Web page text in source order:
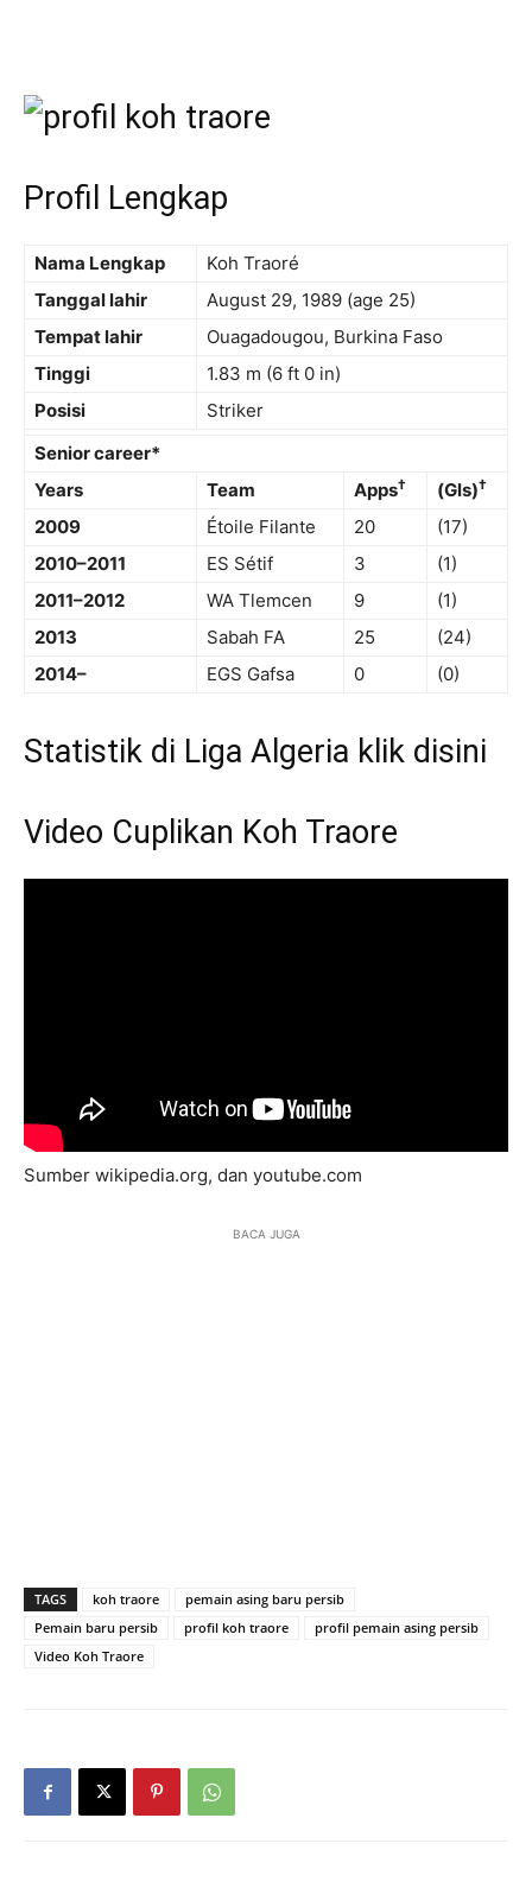
Profil Lengkap
Nama Lengkap
Koh Traoré
Tanggal lahir
August 29, 1989 (age 25)
Tempat lahir
Ouagadougou, Burkina Faso
Tinggi
1.83 m (6 ft 0 in)
Posisi
Striker
Senior career*
Years
Team Apps† (Gls)†
2009 Étoile Filante 20
(17)
2010–2011
ES Sétif 3
(1)
2011–2012
WA Tlemcen 9
(1)
2013
Sabah FA 25
(24)
2014–
EGS Gafsa 0 (0)
Statistik di Liga Algeria klik disini
Video Cuplikan Koh Traore
Sumber wikipedia.org, dan youtube.com
BACA JUGA
TAGS koh traore
pemain asing baru persib
Pemain baru persib
profil koh traore
profil pemain asing persib
Video Koh Traore